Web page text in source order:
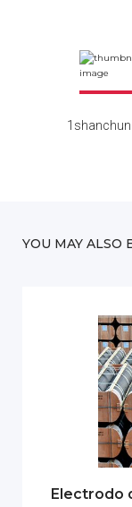
YOU MAY ALSO
Electrodo